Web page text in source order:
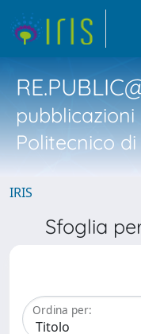
Politecnico
IRIS
Sfoglia
Ordina per: